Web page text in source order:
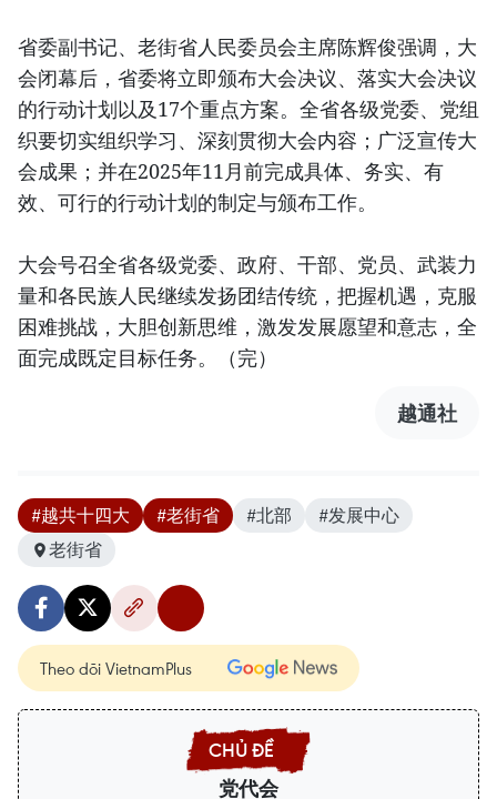
省委副书记、老街省人民委员会主席陈辉俊强调，大
会闭幕后，省委将立即颁布大会决议、落实大会决议
的行动计划以及17个重点方案。全省各级党委、党组
织要切实组织学习、深刻贯彻大会内容；广泛宣传大
会成果；并在2025年11月前完成具体、务实、有
效、可行的行动计划的制定与颁布工作。
大会号召全省各级党委、政府、干部、党员、武装力
量和各民族人民继续发扬团结传统，把握机遇，克服
困难挑战，大胆创新思维，激发发展愿望和意志，全
面完成既定目标任务。（完）
越通社
#越共十四大 #老街省 #北部
#发展中心
老街省
Theo dõi VietnamPlus
党代会